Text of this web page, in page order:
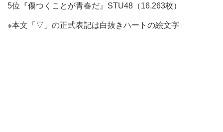
5位『傷つくことが青春だ』STU48（16,263枚）
※本文「▽」の正式表記は白抜きハートの絵文字